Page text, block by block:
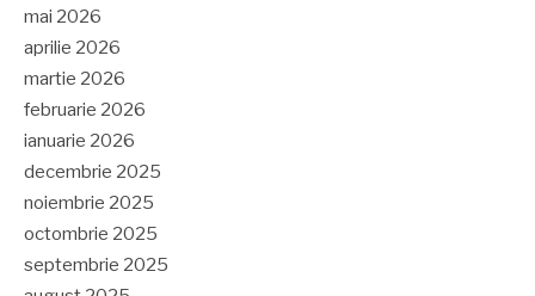
mai 2026
aprilie 2026
martie 2026
februarie 2026
ianuarie 2026
decembrie 2025
noiembrie 2025
octombrie 2025
septembrie 2025